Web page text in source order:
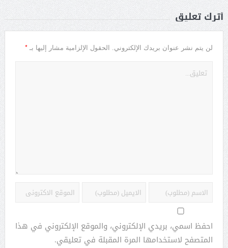
أترك تعليق
لن يتم نشر عنوان بريدك الإلكتروني. الحقول الإلزامية مشار إليها بـ *
احفظ اسمي، بريدي الإلكتروني، والموقع الإلكتروني في هذا
المتصفح لاستخدامها المرة المقبلة في تعليقي.